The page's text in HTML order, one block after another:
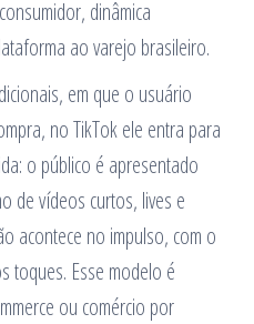
dinâmica
ao varejo brasileiro.
em que o usuário
no TikTok ele entra para
o público é apresentado
de vídeos curtos, lives e
acontece no impulso, com o
toques. Esse modelo é
ou comércio por